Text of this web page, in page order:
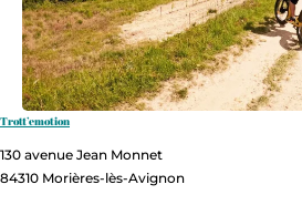
Trott’emotion
130 avenue Jean Monnet
84310 Morières-lès-Avignon